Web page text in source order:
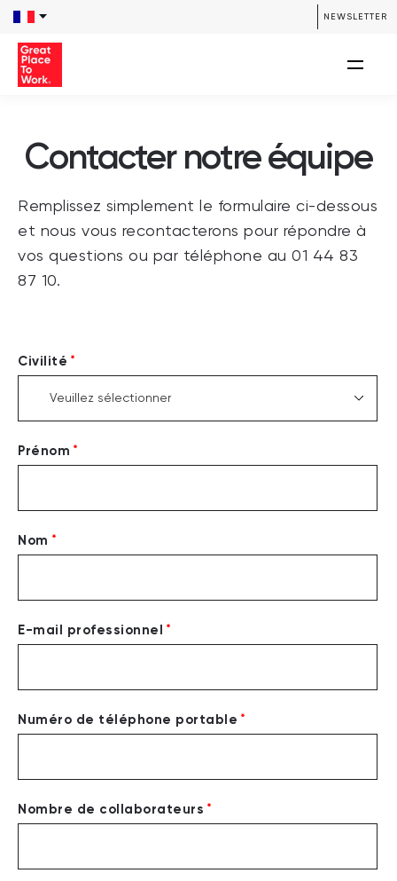
NEWSLETTER
Contacter notre équipe
Remplissez simplement le formulaire ci-dessous
et nous vous recontacterons pour répondre à
vos questions ou par téléphone au 01 44 83
87 10.
Civilité *
Prénom *
Nom *
E-mail professionnel *
Numéro de téléphone portable *
Nombre de collaborateurs *